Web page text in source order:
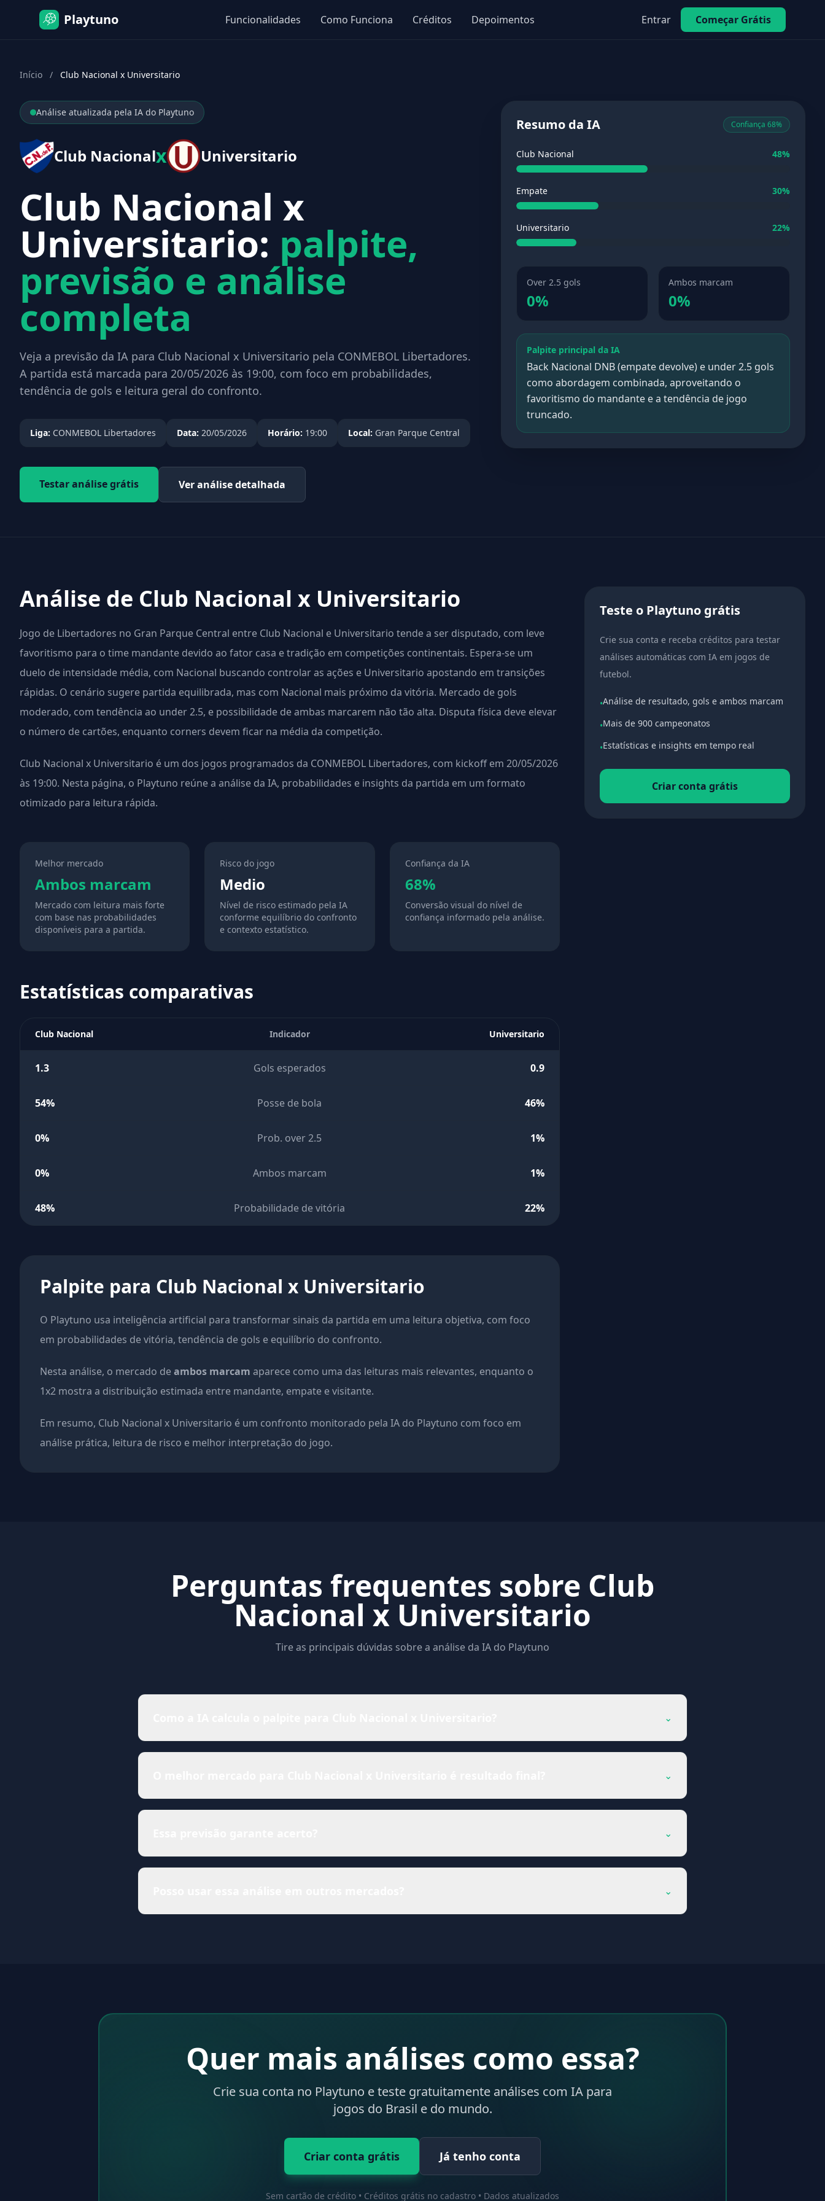
Playtuno Funcionalidades Como Funciona Créditos Depoimentos Entrar Começar Grátis
Início / Club Nacional x Universitario
Análise atualizada pela IA do Playtuno
Club Nacionalx Universitario
Club Nacional x
Universitario: palpite,
previsão e análise
completa
Veja a previsão da IA para Club Nacional x Universitario pela CONMEBOL Libertadores.
A partida está marcada para 20/05/2026 às 19:00, com foco em probabilidades,
tendência de gols e leitura geral do confronto.
Liga: CONMEBOL Libertadores Data: 20/05/2026 Horário: 19:00 Local: Gran Parque Central
Testar análise grátis Ver análise detalhada
Resumo da IA Confiança 68%
Club Nacional 48%
Empate 30%
Universitario 22%
Over 2.5 gols
0%
Ambos marcam
0%
Palpite principal da IA
Back Nacional DNB (empate devolve) e under 2.5 gols
como abordagem combinada, aproveitando o
favoritismo do mandante e a tendência de jogo
truncado.
Análise de Club Nacional x Universitario
Jogo de Libertadores no Gran Parque Central entre Club Nacional e Universitario tende a ser disputado, com leve
favoritismo para o time mandante devido ao fator casa e tradição em competições continentais. Espera-se um
duelo de intensidade média, com Nacional buscando controlar as ações e Universitario apostando em transições
rápidas. O cenário sugere partida equilibrada, mas com Nacional mais próximo da vitória. Mercado de gols
moderado, com tendência ao under 2.5, e possibilidade de ambas marcarem não tão alta. Disputa física deve elevar
o número de cartões, enquanto corners devem ficar na média da competição.
Club Nacional x Universitario é um dos jogos programados da CONMEBOL Libertadores, com kickoff em 20/05/2026
às 19:00. Nesta página, o Playtuno reúne a análise da IA, probabilidades e insights da partida em um formato
otimizado para leitura rápida.
Melhor mercado
Ambos marcam
Mercado com leitura mais forte
com base nas probabilidades
disponíveis para a partida.
Risco do jogo
Medio
Nível de risco estimado pela IA
conforme equilíbrio do confronto
e contexto estatístico.
Confiança da IA
68%
Conversão visual do nível de
confiança informado pela análise.
Estatísticas comparativas
Club Nacional Indicador Universitario
1.3 Gols esperados 0.9
54% Posse de bola 46%
0% Prob. over 2.5 1%
0% Ambos marcam 1%
48% Probabilidade de vitória 22%
Palpite para Club Nacional x Universitario
O Playtuno usa inteligência artificial para transformar sinais da partida em uma leitura objetiva, com foco
em probabilidades de vitória, tendência de gols e equilíbrio do confronto.
Nesta análise, o mercado deambos marcam aparece como uma das leituras mais relevantes, enquanto o
1x2 mostra a distribuição estimada entre mandante, empate e visitante.
Em resumo, Club Nacional x Universitario é um confronto monitorado pela IA do Playtuno com foco em
análise prática, leitura de risco e melhor interpretação do jogo.
Teste o Playtuno grátis
Crie sua conta e receba créditos para testar
análises automáticas com IA em jogos de
futebol.
•Análise de resultado, gols e ambos marcam
•Mais de 900 campeonatos
•Estatísticas e insights em tempo real
Criar conta grátis
Perguntas frequentes sobre Club
Nacional x Universitario
Tire as principais dúvidas sobre a análise da IA do Playtuno
⌄
⌄
⌄
⌄
Quer mais análises como essa?
Crie sua conta no Playtuno e teste gratuitamente análises com IA para
jogos do Brasil e do mundo.
Criar conta grátis Já tenho conta
Sem cartão de crédito • Créditos grátis no cadastro • Dados atualizados